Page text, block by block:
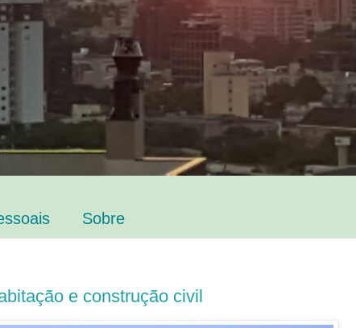
Sobre
e construção civil